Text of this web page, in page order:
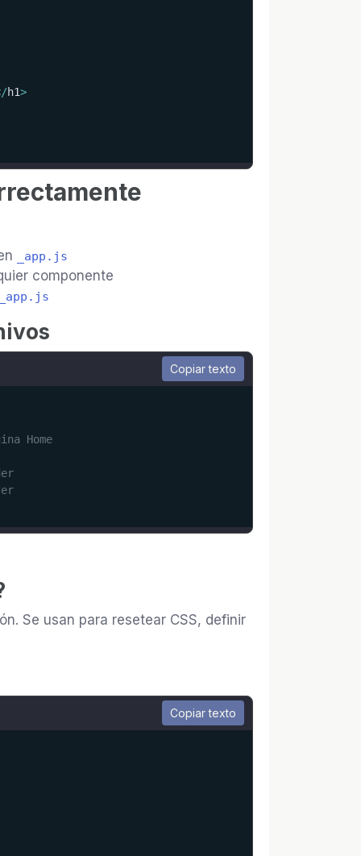
/h1>
_app.js
componente
_app.js
Copiar texto
Home
Se usan para resetear CSS, definir
Copiar texto